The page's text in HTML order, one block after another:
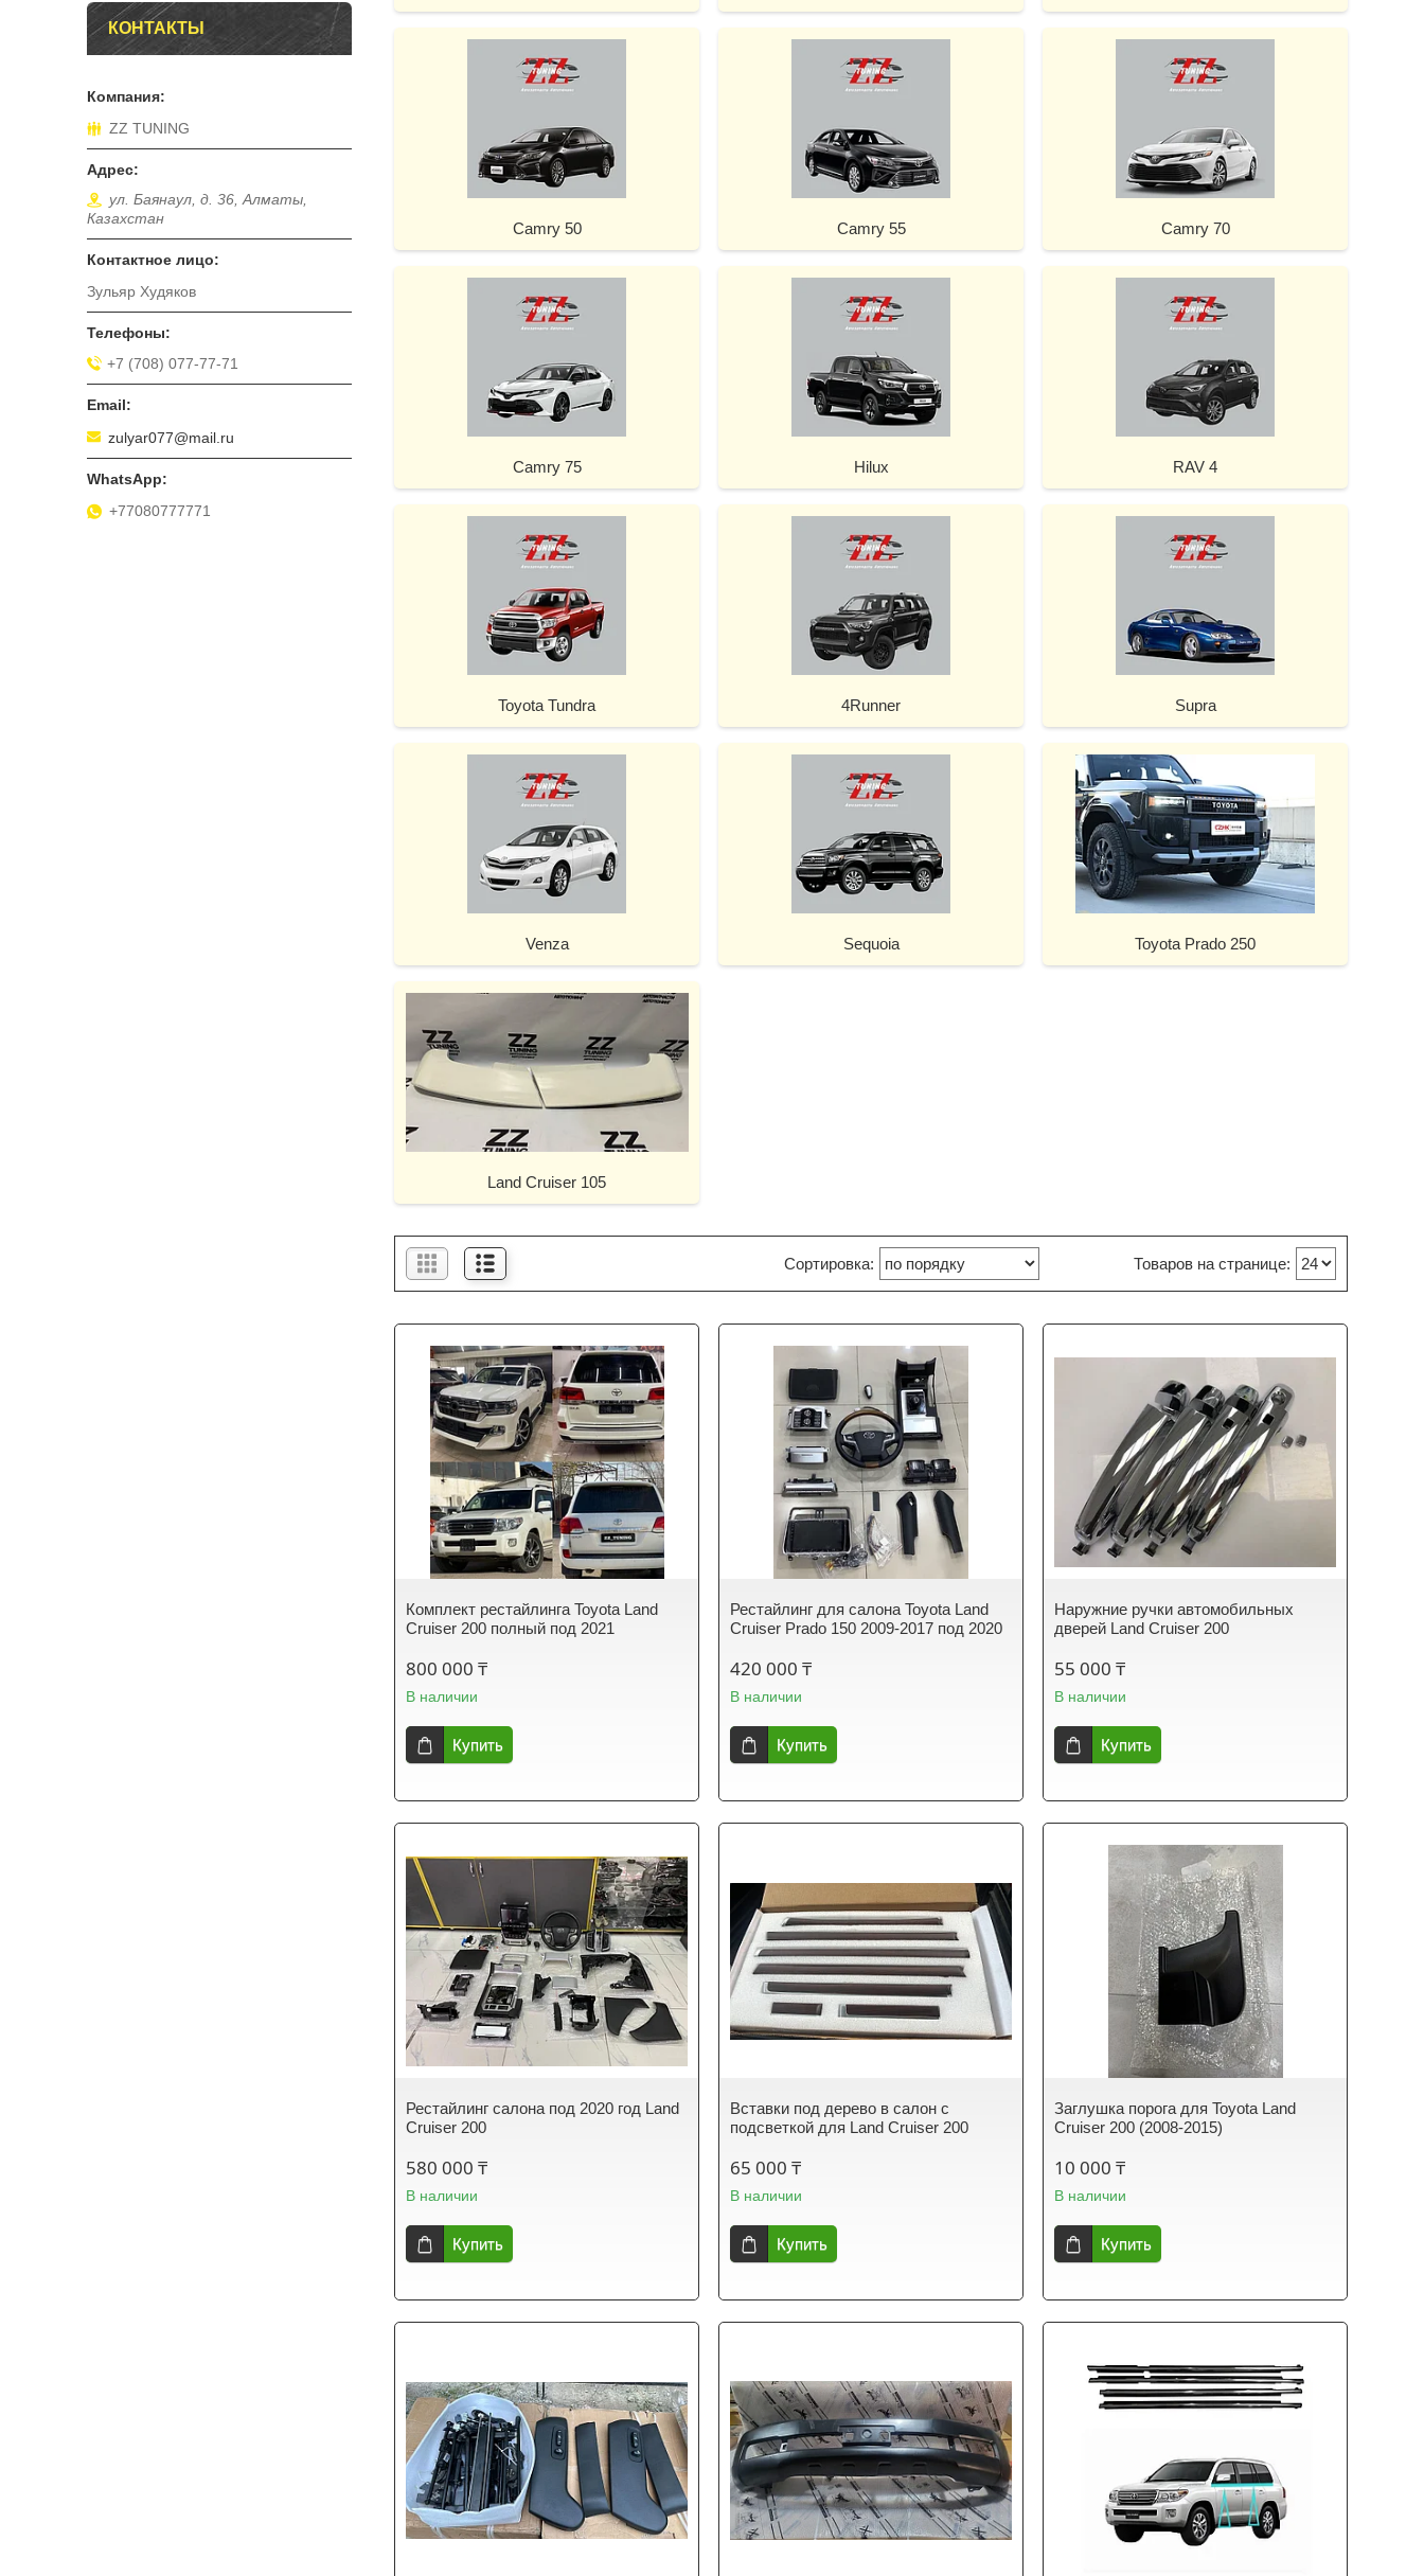
Camry 50 Camry 55 Camry 70
Camry 75 Hilux RAV 4
Toyota Tundra 4Runner Supra
Venza Sequoia Toyota Prado 250
Land Cruiser 105
Комплект рестайлинга Toyota Land
Cruiser 200 полный под 2021
800 000 ₸
В наличии
Купить
Рестайлинг для салона Toyota Land
Cruiser Prado 150 2009-2017 под 2020
420 000 ₸
В наличии
Купить
Наружние ручки автомобильных
дверей Land Cruiser 200
55 000 ₸
В наличии
Купить
Рестайлинг салона под 2020 год Land
Cruiser 200
580 000 ₸
В наличии
Купить
Вставки под дерево в салон с
подсветкой для Land Cruiser 200
65 000 ₸
В наличии
Купить
Заглушка порога для Toyota Land
Cruiser 200 (2008-2015)
10 000 ₸
В наличии
Купить
КОНТАКТЫ
ZZ TUNING
ул. Баянаул, д. 36, Алматы,
Казахстан
Зульяр Худяков
+7 (708) 077-77-71
zulyar077@mail.ru
+77080777771